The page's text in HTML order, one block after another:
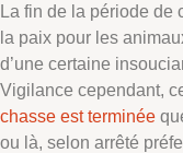
La fin de la période de
la paix pour les
d’une certaine
Vigilance cependant,
chasse est terminée
ou là, selon arrêté